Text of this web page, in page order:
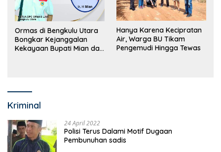
Ormas di Bengkulu Utara
Bongkar Kejanggalan
Kekayaan Bupati Mian dan
Hanya Karena Kecipratan
Air, Warga BU Tikam
Pengemudi Hingga Tewas
Kriminal
24 April 2022
Polisi Terus Dalami Motif Dugaan
Pembunuhan sadis